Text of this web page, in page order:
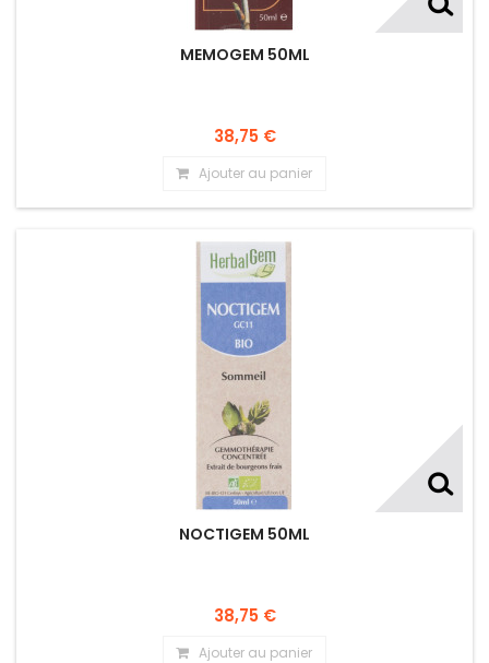
MEMOGEM 50ML
38,75 €
Ajouter au panier
NOCTIGEM 50ML
38,75 €
Ajouter au panier